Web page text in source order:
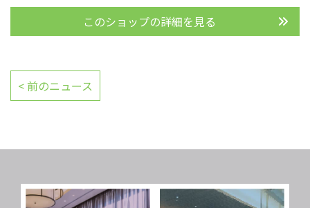
このショップの詳細を見る
< 前のニュース